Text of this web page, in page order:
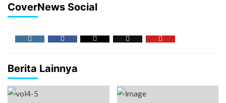
CoverNews Social
Berita Lainnya